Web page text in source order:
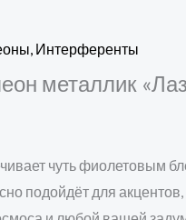
Интерференты
металлик
чуть фиолетовым
подойдёт для акцентов,